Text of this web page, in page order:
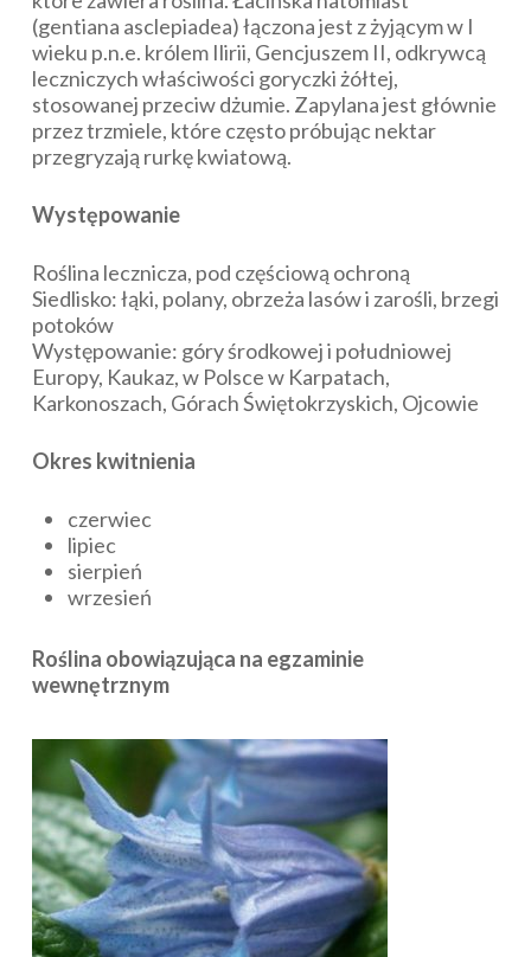
(gentiana asclepiadea) łączona jest z żyjącym w I
wieku p.n.e. królem Ilirii, Gencjuszem II, odkrywcą
leczniczych właściwości goryczki żółtej,
stosowanej przeciw dżumie. Zapylana jest głównie
przez trzmiele, które często próbując nektar
przegryzają rurkę kwiatową.
Występowanie
Roślina lecznicza, pod częściową ochroną
Siedlisko: łąki, polany, obrzeża lasów i zarośli, brzegi
potoków
Występowanie: góry środkowej i południowej
Europy, Kaukaz, w Polsce w Karpatach,
Karkonoszach, Górach Świętokrzyskich, Ojcowie
Okres kwitnienia
czerwiec
lipiec
sierpień
wrzesień
Roślina obowiązująca na egzaminie
wewnętrznym